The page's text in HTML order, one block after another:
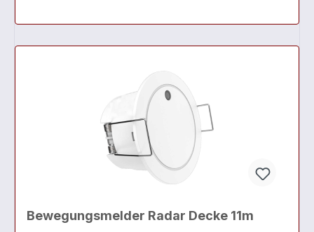
Bewegungsmelder Radar Decke 11m